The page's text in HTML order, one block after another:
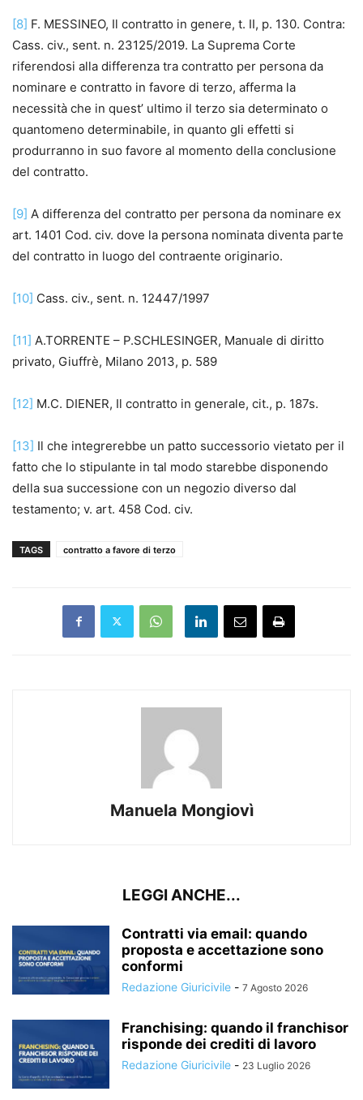
[8] F. MESSINEO, Il contratto in genere, t. II, p. 130. Contra:
Cass. civ., sent. n. 23125/2019. La Suprema Corte
riferendosi alla differenza tra contratto per persona da
nominare e contratto in favore di terzo, afferma la
necessità che in quest’ ultimo il terzo sia determinato o
quantomeno determinabile, in quanto gli effetti si
produrranno in suo favore al momento della conclusione
del contratto.
[9] A differenza del contratto per persona da nominare ex
art. 1401 Cod. civ. dove la persona nominata diventa parte
del contratto in luogo del contraente originario.
[10] Cass. civ., sent. n. 12447/1997
[11] A.TORRENTE – P.SCHLESINGER, Manuale di diritto
privato, Giuffrè, Milano 2013, p. 589
[12] M.C. DIENER, Il contratto in generale, cit., p. 187s.
[13] Il che integrerebbe un patto successorio vietato per il
fatto che lo stipulante in tal modo starebbe disponendo
della sua successione con un negozio diverso dal
testamento; v. art. 458 Cod. civ.
TAGS contratto a favore di terzo
Manuela Mongiovì
LEGGI ANCHE...
Contratti via email: quando
proposta e accettazione sono
conformi
Redazione Giuricivile - 7 Agosto 2026
Franchising: quando il franchisor
risponde dei crediti di lavoro
Redazione Giuricivile - 23 Luglio 2026